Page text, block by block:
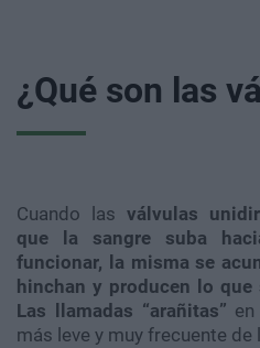
¿Qué son las
Cuando las válvulas
que la sangre suba
funcionar, la misma se
hinchan y producen lo
Las llamadas “arañitas”
más leve y muy frecuente de